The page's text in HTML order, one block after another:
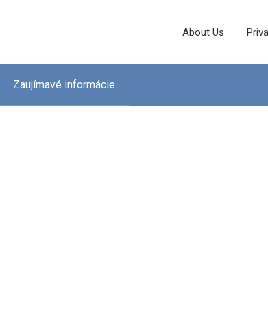
About Us
Zaujímavé informácie